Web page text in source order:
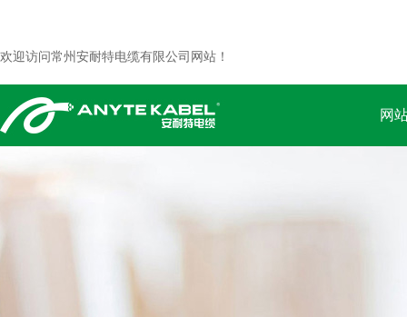
欢迎访问常州安耐特电缆有限公司网站！
网